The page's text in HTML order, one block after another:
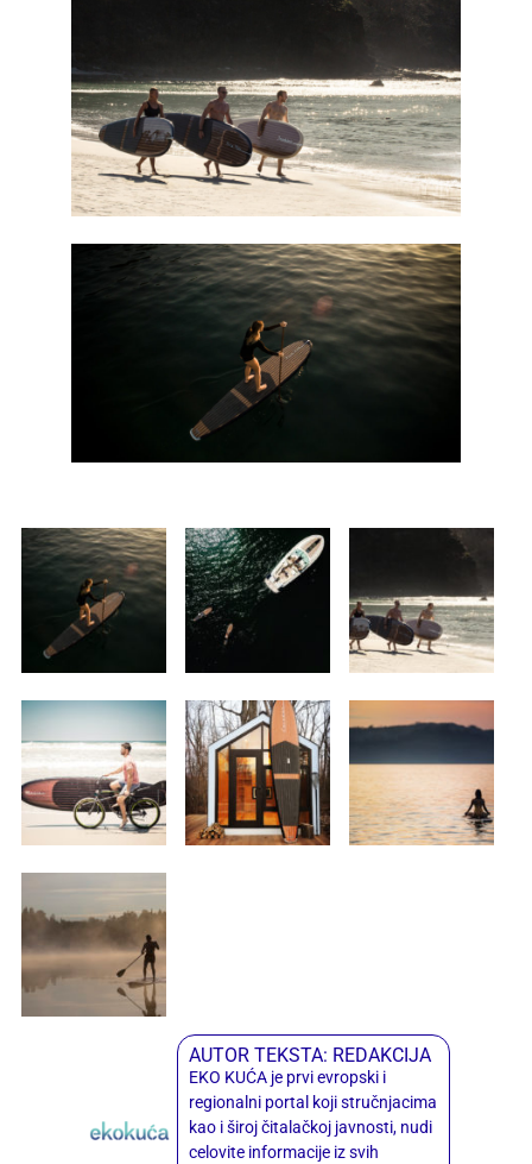
AUTOR TEKSTA: REDAKCIJA
EKO KUĆA je prvi evropski i
regionalni portal koji stručnjacima
kao i široj čitalačkoj javnosti, nudi
celovite informacije iz svih